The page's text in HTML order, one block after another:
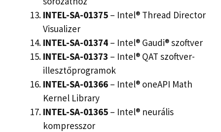
INTEL-SA-01375 – Intel® Thread Director
Visualizer
INTEL-SA-01374 – Intel® Gaudi® szoftver
INTEL-SA-01373 – Intel® QAT szoftver-
illesztőprogramok
INTEL-SA-01366 – Intel® oneAPI Math
Kernel Library
INTEL-SA-01365 – Intel® neurális
kompresszor